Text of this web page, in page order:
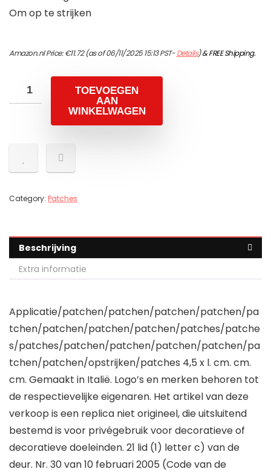
Om op te strijken
Amazon.nl Price:€11.72(as of 06/11/2025 15:13 PST-Details)&FREE Shipping.
TOEVOEGEN
AAN
WINKELWAGEN
Category: Patches
Beschrijving
Extra informatie
Applicatie/patchen/patchen/patchen/patchen/pa
tchen/patchen/patchen/patchen/patches/patche
s/patches/patchen/patchen/patchen/patchen/pa
tchen/patchen/opstrijken/patches 4,5 x l. cm. cm.
cm. Gemaakt in Italië. Logo’s en merken behoren tot
de respectievelijke eigenaren. Het artikel van deze
verkoop is een replica niet origineel, die uitsluitend
bestemd is voor privégebruik voor decoratieve of
decoratieve doeleinden. 21 lid (1) letter c) van de
deur. Nr. 30 van 10 februari 2005 (Code van de